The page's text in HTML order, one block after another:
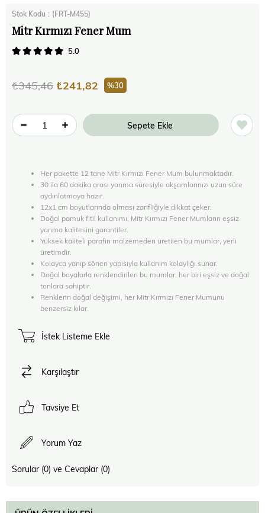
Stok Kodu (FRT-M455)
Mitr Kırmızı Fener Mum
5.0
₺345,46 ₺241,82 30
Her pakette 12 tane Mitr Kırmızı Fener Mum bulunmaktadır.
30 ila 60 dakika arası yanma süresiyle akşamlarınızı uzun süre
aydınlatmaya hazır.
12x1 cm boyutlarında olması zarifliğiyle dikkat çeker.
Doğal pamuk fitil kullanımı, Mitr Kırmızı Fener Mumların eşsiz
yanma kalitesini garantiler.
Yüksek kaliteli parafin malzemeden üretilen bu mumlar, yerli
üretimdir.
Kolayca yanıp sönen yapısıyla kullanım kolaylığı sunar.
Doğal boyalarla renklendirilen bu mumlar, her biri eşsiz ve doğal
tonlara sahiptir.
Renklerin doğal değişimi, her Mitr Kırmızı Fener Mumunu
benzersiz kılar.
İstek Listeme Ekle
Karşılaştır
Tavsiye Et
Yorum Yaz
Sorular (0) ve Cevaplar (0)